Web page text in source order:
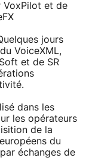
VoxPilot et de
jours
VoiceXML,
et de SR
dans les
les opérateurs
de la
du
échanges de